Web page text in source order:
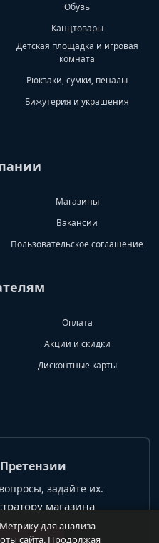
Обувь
Канцтовары
Детская площадка и игровая
комната
Рюкзаки, сумки, пеналы
Бижутерия и украшения
Магазины
Вакансии
Пользовательское соглашение
Оплата
Акции и скидки
Дисконтные карты
задайте их.
магазина
для анализа
сайта. Продолжая